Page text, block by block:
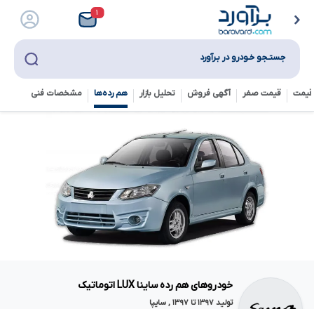
۱
جستـجو خـودرو در بـرآورد
قیمت صفر آگهی فروش تحلیل بازار هم رده‌ها‌ مشخصات فنی
خودروهای هم رده ساینا LUX اتوماتیک
تولید ۱۳۹۷ تا ۱۳۹۷ , سایپا